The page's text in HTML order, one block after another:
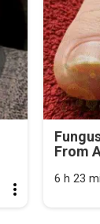
From
6 h 23